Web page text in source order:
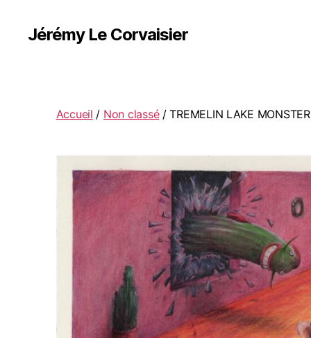
Jérémy Le Corvaisier
Accueil / Non classé/ TREMELIN LAKE